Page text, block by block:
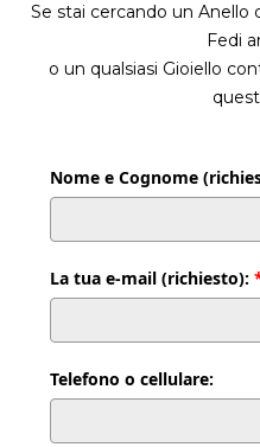
Se stai cercando un
Fedi
o un qualsiasi Gioiello
Nome e Cognome
La tua e-mail (richiesto):
Telefono o cellulare: